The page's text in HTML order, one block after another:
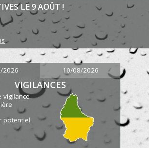
LE 9 AOÛT !
2026 10/08/2026
VIGILANCES
vigilance
potentiel